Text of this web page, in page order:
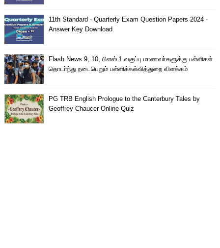
11th Standard - Quarterly Exam Question Papers 2024 -
Answer Key Download
Flash News 9, 10, பிளஸ் 1 வகுப்பு மாணவா்களுக்கு பள்ளிகள்
தொடா்ந்து நடைபெறும் பள்ளிக்கல்வித்துறை விளக்கம்
PG TRB English Prologue to the Canterbury Tales by
Geoffrey Chaucer Online Quiz